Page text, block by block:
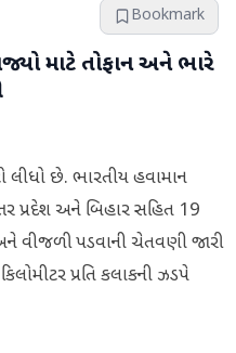
Bookmark
માટે તોફાન અને ભારે
લીધો છે. ભારતીય હવામાન
પ્રદેશ અને બિહાર સહિત 19
વીજળી પડવાની ચેતવણી જારી
પ્રતિ કલાકની ઝડપે